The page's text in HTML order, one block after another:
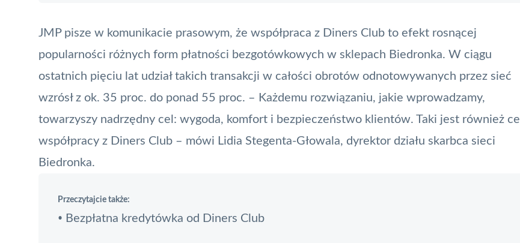
JMP pisze w komunikacie prasowym, że współpraca z Diners Club to efekt rosnącej
popularności różnych form płatności bezgotówkowych w sklepach Biedronka. W ciągu
ostatnich pięciu lat udział takich transakcji w całości obrotów odnotowywanych przez sieć
wzrósł z ok. 35 proc. do ponad 55 proc. – Każdemu rozwiązaniu, jakie wprowadzamy,
towarzyszy nadrzędny cel: wygoda, komfort i bezpieczeństwo klientów. Taki jest również cel
współpracy z Diners Club – mówi Lidia Stegenta-Głowala, dyrektor działu skarbca sieci
Biedronka.
Przeczytajcie także:
• Bezpłatna kredytówka od Diners Club